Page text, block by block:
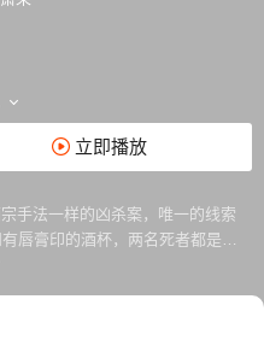
立即播放
手法一样的凶杀案，唯一的线索
唇膏印的酒杯，两名死者都是已
仕会所有关，展开调查后结识了